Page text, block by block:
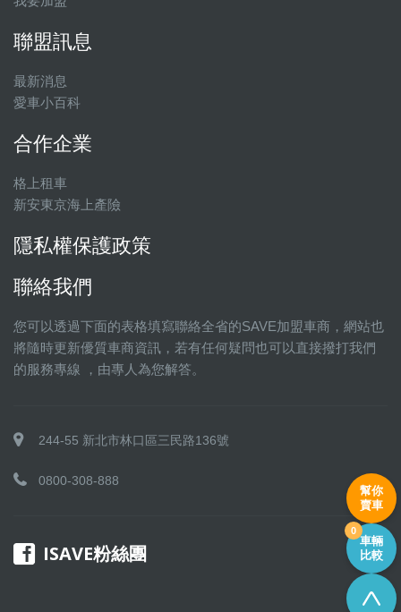
聯盟訊息
最新消息
愛車小百科
合作企業
格上租車
新安東京海上產險
隱私權保護政策
聯絡我們
您可以透過下面的表格填寫聯絡全省的SAVE加盟車商，網站也
將隨時更新優質車商資訊，若有任何疑問也可以直接撥打我們
的服務專線 ，由專人為您解答。
244-55 新北市林口區三民路136號
0800-308-888
ISAVE粉絲團
幫你
賣車
車輛
比較
0